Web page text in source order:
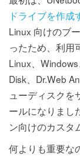
ドライブを作成
Linux 向けのブ
ったため、利用
Linux、
Disk、Dr.Web
ューディスクを
ールになりまし
ン向けのカスタ
何よりも重要な